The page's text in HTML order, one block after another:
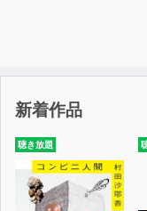
新着作品
聴き放題